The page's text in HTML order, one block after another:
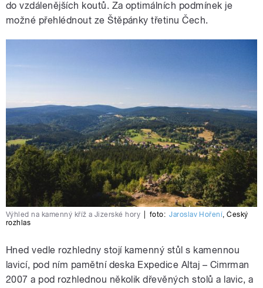
do vzdálenějších koutů. Za optimálních podmínek je
možné přehlédnout ze Štěpánky třetinu Čech.
Výhled na kamenný kříž a Jizerské hory foto: Jaroslav Hoření,Český
rozhlas
Hned vedle rozhledny stojí kamenný stůl s kamennou
lavicí, pod ním pamětní deska Expedice Altaj – Cimrman
2007 a pod rozhlednou několik dřevěných stolů a lavic, a